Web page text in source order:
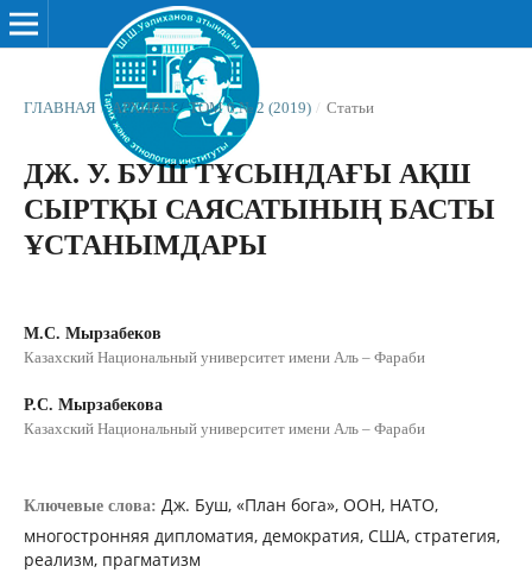
ГЛАВНАЯ / АРХИВЫ / ТОМ 6 № 2 (2019) / Статьи
ДЖ. У. БУШ ТҰСЫНДАҒЫ АҚШ
СЫРТҚЫ САЯСАТЫНЫҢ БАСТЫ
ҰСТАНЫМДАРЫ
М.С. Мырзабеков
Казахский Национальный университет имени Аль – Фараби
Р.С. Мырзабекова
Казахский Национальный университет имени Аль – Фараби
Ключевые слова: Дж. Буш, «План бога», ООН, НАТО,
многостронняя дипломатия, демократия, США, стратегия,
реализм, прагматизм